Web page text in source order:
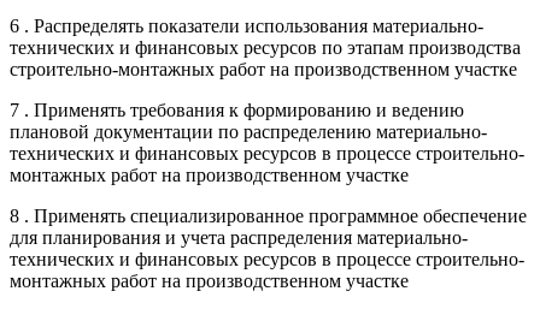
6 . Распределять показатели использования материально-
технических и финансовых ресурсов по этапам производства
строительно-монтажных работ на производственном участке
7 . Применять требования к формированию и ведению
плановой документации по распределению материально-
технических и финансовых ресурсов в процессе строительно-
монтажных работ на производственном участке
8 . Применять специализированное программное обеспечение
для планирования и учета распределения материально-
технических и финансовых ресурсов в процессе строительно-
монтажных работ на производственном участке